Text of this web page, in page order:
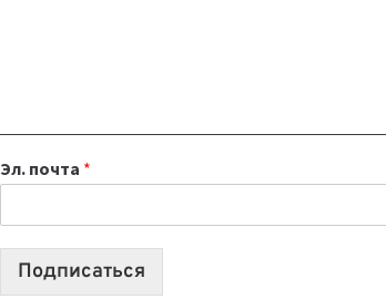
Эл. почта *
Подписаться